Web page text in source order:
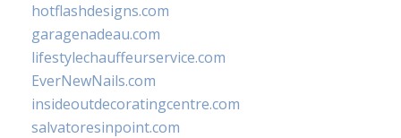
hotflashdesigns.com
garagenadeau.com
lifestylechauffeurservice.com
EverNewNails.com
insideoutdecoratingcentre.com
salvatoresinpoint.com